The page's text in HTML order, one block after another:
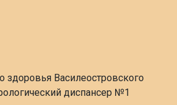
здоровья Василеостровского
диспансер №1